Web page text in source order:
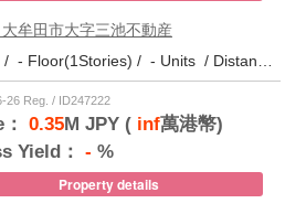
牟田市大字三池不動産
26 Reg. / ID247222
0.35M JPY (inf萬港幣)
Yield： - %
Property details